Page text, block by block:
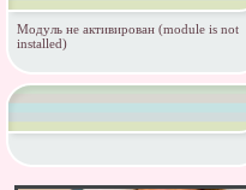
Модуль не активирован (module is not
installed)